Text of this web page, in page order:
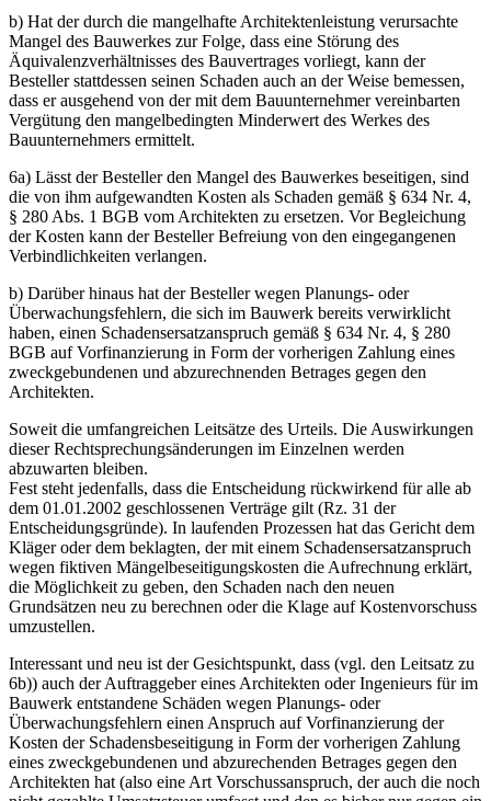
b) Hat der durch die mangelhafte Architektenleistung verursachte
Mangel des Bauwerkes zur Folge, dass eine Störung des
Äquivalenzverhältnisses des Bauvertrages vorliegt, kann der
Besteller stattdessen seinen Schaden auch an der Weise bemessen,
dass er ausgehend von der mit dem Bauunternehmer vereinbarten
Vergütung den mangelbedingten Minderwert des Werkes des
Bauunternehmers ermittelt.
6a) Lässt der Besteller den Mangel des Bauwerkes beseitigen, sind
die von ihm aufgewandten Kosten als Schaden gemäß § 634 Nr. 4,
§ 280 Abs. 1 BGB vom Architekten zu ersetzen. Vor Begleichung
der Kosten kann der Besteller Befreiung von den eingegangenen
Verbindlichkeiten verlangen.
b) Darüber hinaus hat der Besteller wegen Planungs- oder
Überwachungsfehlern, die sich im Bauwerk bereits verwirklicht
haben, einen Schadensersatzanspruch gemäß § 634 Nr. 4, § 280
BGB auf Vorfinanzierung in Form der vorherigen Zahlung eines
zweckgebundenen und abzurechnenden Betrages gegen den
Architekten.
Soweit die umfangreichen Leitsätze des Urteils. Die Auswirkungen
dieser Rechtsprechungsänderungen im Einzelnen werden
abzuwarten bleiben.
Fest steht jedenfalls, dass die Entscheidung rückwirkend für alle ab
dem 01.01.2002 geschlossenen Verträge gilt (Rz. 31 der
Entscheidungsgründe). In laufenden Prozessen hat das Gericht dem
Kläger oder dem beklagten, der mit einem Schadensersatzanspruch
wegen fiktiven Mängelbeseitigungskosten die Aufrechnung erklärt,
die Möglichkeit zu geben, den Schaden nach den neuen
Grundsätzen neu zu berechnen oder die Klage auf Kostenvorschuss
umzustellen.
Interessant und neu ist der Gesichtspunkt, dass (vgl. den Leitsatz zu
6b)) auch der Auftraggeber eines Architekten oder Ingenieurs für im
Bauwerk entstandene Schäden wegen Planungs- oder
Überwachungsfehlern einen Anspruch auf Vorfinanzierung der
Kosten der Schadensbeseitigung in Form der vorherigen Zahlung
eines zweckgebundenen und abzurechenden Betrages gegen den
Architekten hat (also eine Art Vorschussanspruch, der auch die noch